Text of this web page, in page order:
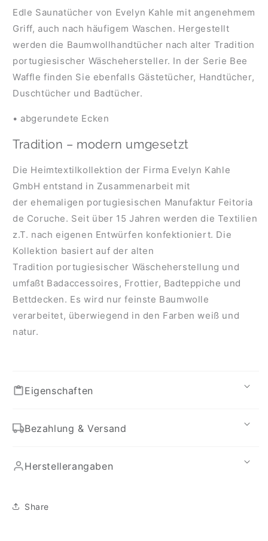
Edle Saunatücher von Evelyn Kahle mit angenehmem
Griff, auch nach häufigem Waschen. Hergestellt
werden die Baumwollhandtücher nach alter Tradition
portugiesischer Wäschehersteller. In der Serie Bee
Waffle finden Sie ebenfalls Gästetücher, Handtücher,
Duschtücher und Badtücher.
• abgerundete Ecken
Tradition – modern umgesetzt
Die Heimtextilkollektion der Firma Evelyn Kahle
GmbH entstand in Zusammenarbeit mit
der ehemaligen portugiesischen Manufaktur Feitoria
de Coruche. Seit über 15 Jahren werden die Textilien
z.T. nach eigenen Entwürfen konfektioniert. Die
Kollektion basiert auf der alten
Tradition portugiesischer Wäscheherstellung und
umfaßt Badaccessoires, Frottier, Badteppiche und
Bettdecken. Es wird nur feinste Baumwolle
verarbeitet, überwiegend in den Farben weiß und
natur.
Eigenschaften
Bezahlung & Versand
Herstellerangaben
Share